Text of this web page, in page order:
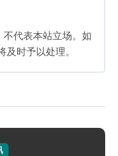
代表本站立场。如
时予以处理。